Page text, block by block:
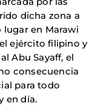
dicha zona a
en Marawi
ejército filipino y
Abu Sayaff, el
consecuencia
para todo
en día.